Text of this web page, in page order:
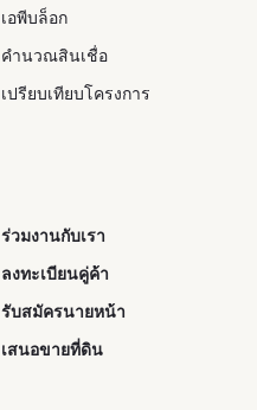
เอพีบล็อก
คำนวณสินเชื่อ
เปรียบเทียบโครงการ
ร่วมงานกับเรา
ลงทะเบียนคู่ค้า
รับสมัครนายหน้า
เสนอขายที่ดิน